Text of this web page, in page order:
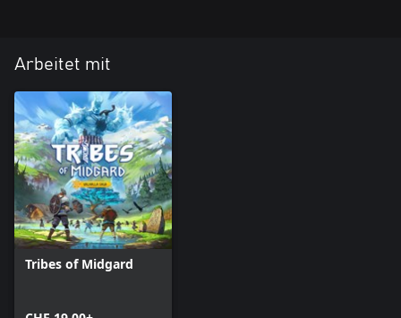
Arbeitet mit
Tribes of Midgard